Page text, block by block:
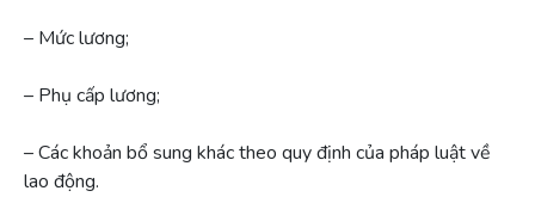
– Mức lương;
– Phụ cấp lương;
– Các khoản bổ sung khác theo quy định của pháp luật về
lao động.